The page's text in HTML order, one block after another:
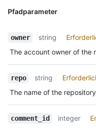
Pfadparameter
owner string
The account owner of the
repo string
The name of the
comment_id integer